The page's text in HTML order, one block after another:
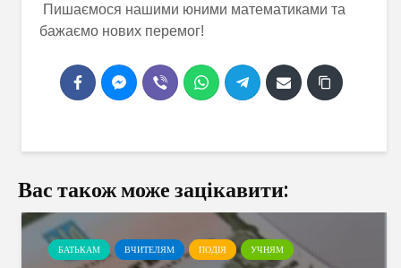
Пишаємося нашими юними математиками та
бажаємо нових перемог!
Вас також може зацікавити:
БАТЬКАМ ВЧИТЕЛЯМ ПОДІЯ УЧНЯМ